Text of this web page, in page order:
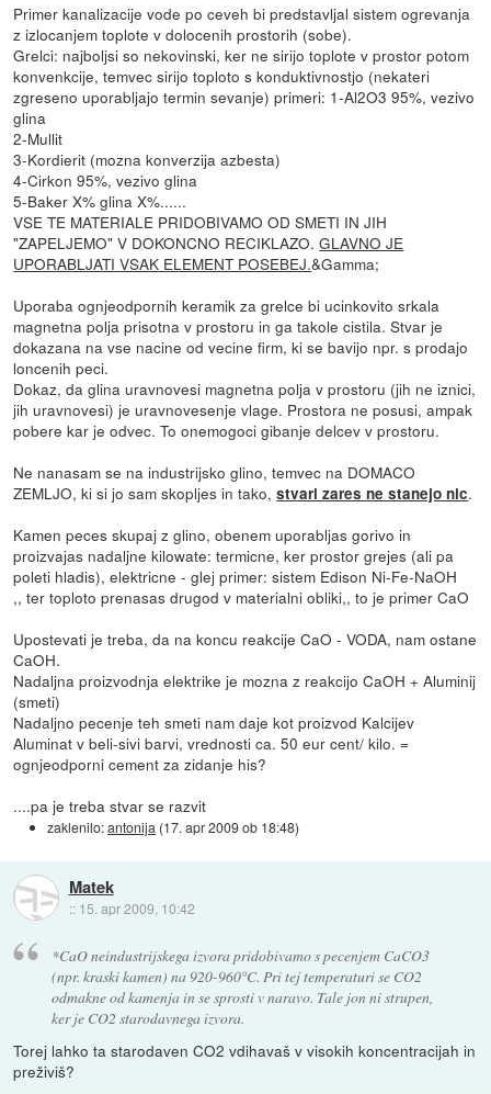
Primer kanalizacije vode po ceveh bi predstavljal sistem ogrevanja
z izlocanjem toplote v dolocenih prostorih (sobe).
Grelci: najboljsi so nekovinski, ker ne sirijo toplote v prostor potom
konvenkcije, temvec sirijo toploto s konduktivnostjo (nekateri
zgreseno uporabljajo termin sevanje) primeri: 1-Al2O3 95%, vezivo
glina
2-Mullit
3-Kordierit (mozna konverzija azbesta)
4-Cirkon 95%, vezivo glina
5-Baker X% glina X%......
VSE TE MATERIALE PRIDOBIVAMO OD SMETI IN JIH
"ZAPELJEMO" V DOKONCNO RECIKLAZO.GLAVNO JE
UPORABLJATI VSAK ELEMENT POSEBEJ.&Gamma;
Uporaba ognjeodpornih keramik za grelce bi ucinkovito srkala
magnetna polja prisotna v prostoru in ga takole cistila. Stvar je
dokazana na vse nacine od vecine firm, ki se bavijo npr. s prodajo
loncenih peci.
Dokaz, da glina uravnovesi magnetna polja v prostoru (jih ne iznici,
jih uravnovesi) je uravnovesenje vlage. Prostora ne posusi, ampak
pobere kar je odvec. To onemogoci gibanje delcev v prostoru.
Ne nanasam se na industrijsko glino, temvec na DOMACO
ZEMLJO, ki si jo sam skopljes in tako,stvari zares ne stanejo nic.
Kamen peces skupaj z glino, obenem uporabljas gorivo in
proizvajas nadaljne kilowate: termicne, ker prostor grejes (ali pa
poleti hladis), elektricne - glej primer: sistem Edison Ni-Fe-NaOH
,, ter toploto prenasas drugod v materialni obliki,, to je primer CaO
Upostevati je treba, da na koncu reakcije CaO - VODA, nam ostane
CaOH.
Nadaljna proizvodnja elektrike je mozna z reakcijo CaOH + Aluminij
(smeti)
Nadaljno pecenje teh smeti nam daje kot proizvod Kalcijev
Aluminat v beli-sivi barvi, vrednosti ca. 50 eur cent/ kilo. =
ognjeodporni cement za zidanje his?
....pa je treba stvar se razvit
zaklenilo:antonija (17. apr 2009 ob 18:48)
Matek
:: 15. apr 2009, 10:42
*CaO neindustrijskega izvora pridobivamo s pecenjem CaCO3
(npr. kraski kamen) na 920-960°C. Pri tej temperaturi se CO2
odmakne od kamenja in se sprosti v naravo. Tale jon ni strupen,
ker je CO2 starodavnega izvora.
Torej lahko ta starodaven CO2 vdihavaš v visokih koncentracijah in
preživiš?